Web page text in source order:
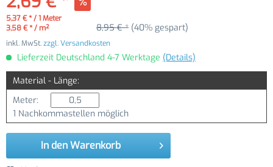
5,37 € * / 1 Meter
3,58 € * / m²
8,95 € * (40% gespart)
inkl. MwSt.zzgl. Versandkosten
Lieferzeit Deutschland 4-7 Werktage (Details)
Material - Länge:
Meter:
1 Nachkommastellen möglich
In den Warenkorb